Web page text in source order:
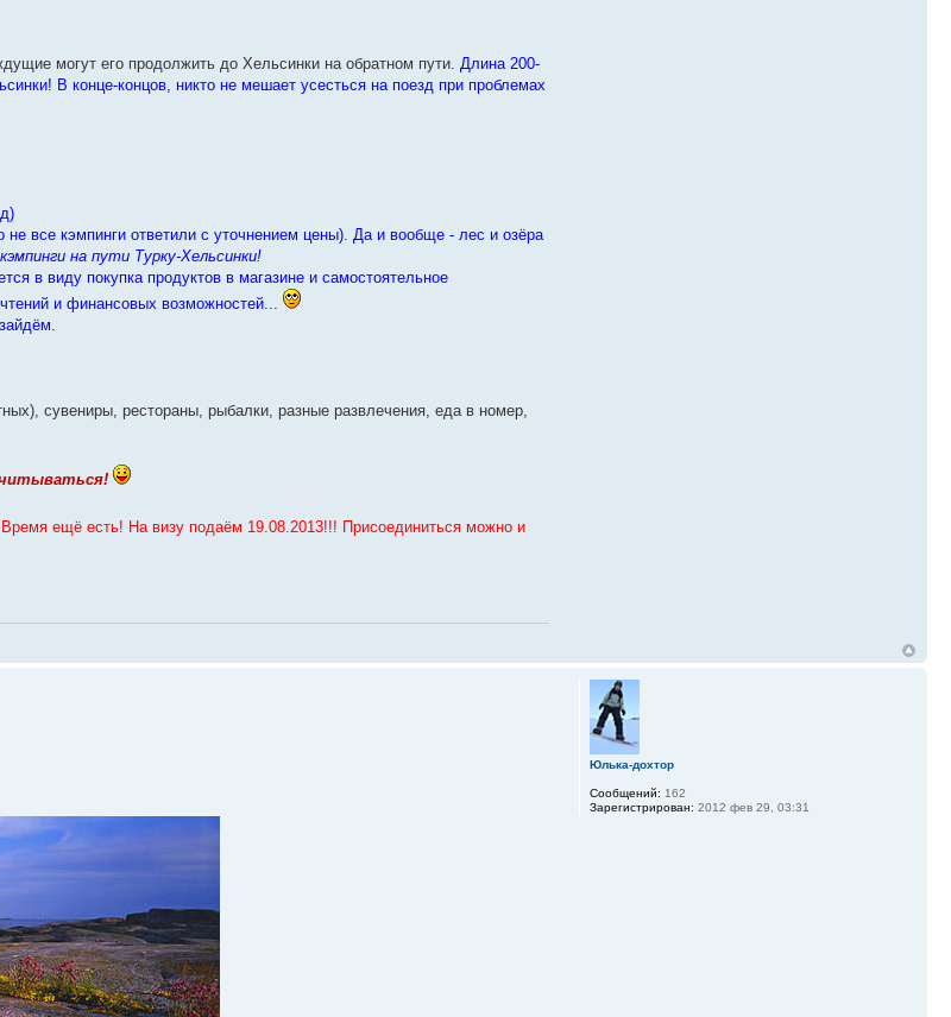
могут его продолжить до Хельсинки на обратном пути. Длина 200-
В конце-концов, никто не мешает усесться на поезд при проблемах
все кэмпинги ответили с уточнением цены). Да и вообще - лес и озёра
на пути Турку-Хельсинки!
в виду покупка продуктов в магазине и самостоятельное
и финансовых возможностей...
сувениры, рестораны, рыбалки, разные развлечения, еда в номер,
ещё есть! На визу подаём 19.08.2013!!! Присоединиться можно и
Юлька-дохтор
Сообщений: 162
Зарегистрирован: 2012 фев 29, 03:31